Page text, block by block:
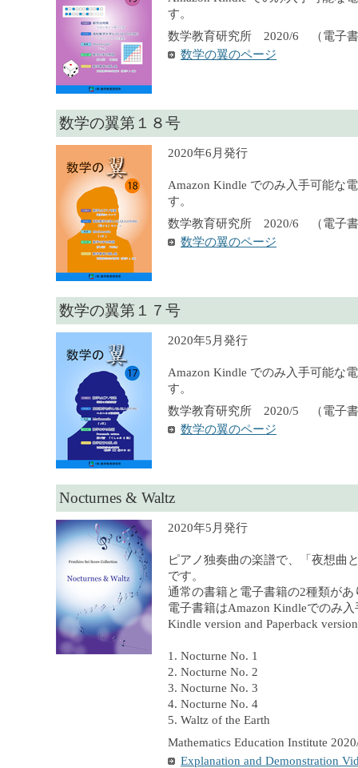
す。
数学教育研究所 2020/6 （電子
数学の翼のページ
数学の翼第１８号
2020年6月発行
Amazon Kindle でのみ入手可能な
す。
数学教育研究所 2020/6 （電子
数学の翼のページ
数学の翼第１７号
2020年5月発行
Amazon Kindle でのみ入手可能な
す。
数学教育研究所 2020/5 （電子
数学の翼のページ
Nocturnes & Waltz
2020年5月発行
ピアノ独奏曲の楽譜で、「夜想曲
です。
通常の書籍と電子書籍の2種類があ
電子書籍はAmazon Kindleでのみ
Kindle version and Paperback
1. Nocturne No. 1
2. Nocturne No. 2
3. Nocturne No. 3
4. Nocturne No. 4
5. Waltz of the Earth
Mathematics Education Institute
Explanation and Demonstration